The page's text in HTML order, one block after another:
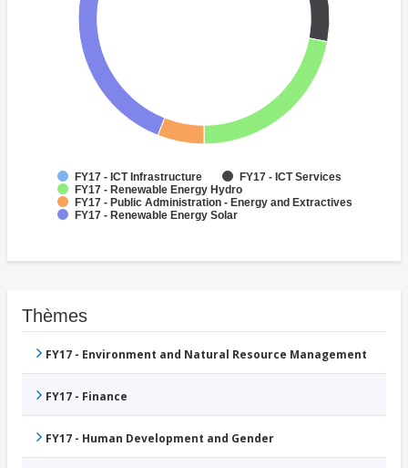
FY17 - ICT Infrastructure
FY17 - ICT Services
FY17 - Renewable Energy Hydro
FY17 - Public Administration - Energy and Extractives
FY17 - Renewable Energy Solar
Thèmes
FY17 - Environment and Natural Resource Management
FY17 - Finance
FY17 - Human Development and Gender